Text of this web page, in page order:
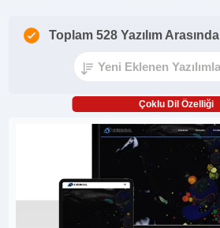
Toplam 528 Yazılım Arasında
Çoklu Dil Özelliği